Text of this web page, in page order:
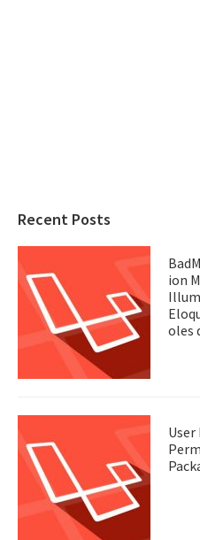
Recent Posts
ion
oles
User